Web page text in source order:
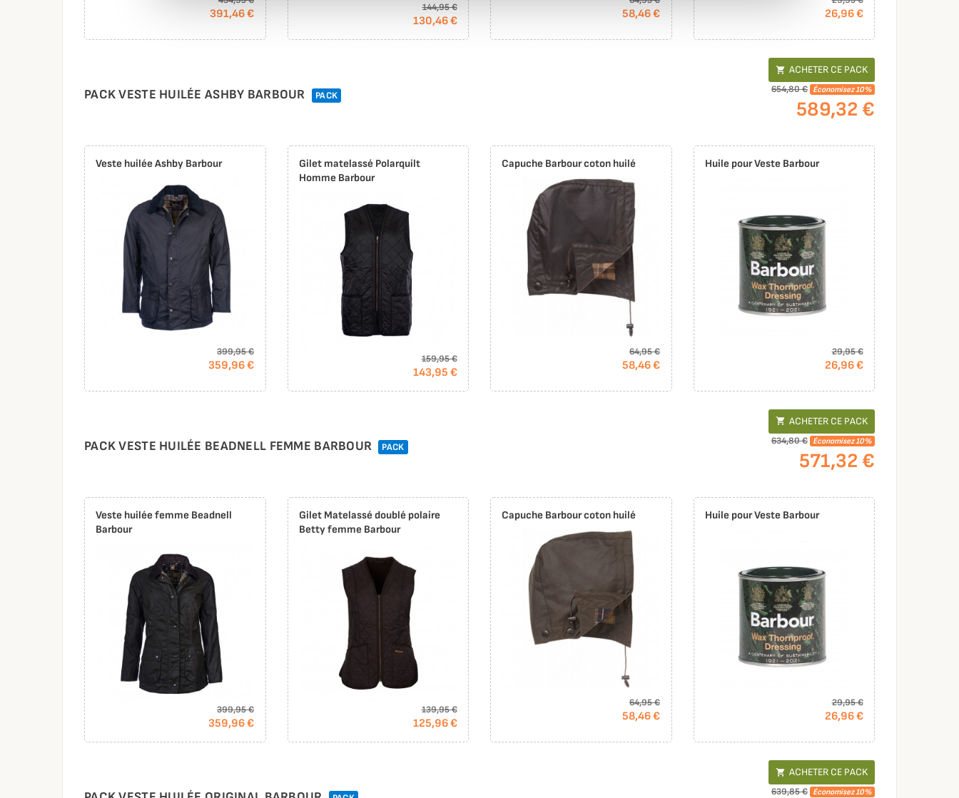
391,46 € 144,95 €
130,46 €
58,46 € 26,96 €
 ACHETER CE PACK
PACK VESTE HUILÉE ASHBY BARBOUR PACK
654,80 € Économisez 10%
589,32 €
Veste huilée Ashby Barbour
399,95 €
359,96 €
Gilet matelassé Polarquilt
Homme Barbour
159,95 €
143,95 €
Capuche Barbour coton huilé
64,95 €
58,46 €
Huile pour Veste Barbour
29,95 €
26,96 €
 ACHETER CE PACK
PACK VESTE HUILÉE BEADNELL FEMME BARBOUR PACK
634,80 € Économisez 10%
571,32 €
Veste huilée femme Beadnell
Barbour
399,95 €
359,96 €
Gilet Matelassé doublé polaire
Betty femme Barbour
139,95 €
125,96 €
Capuche Barbour coton huilé
64,95 €
58,46 €
Huile pour Veste Barbour
29,95 €
26,96 €
 ACHETER CE PACK
639,85 € Économisez 10%